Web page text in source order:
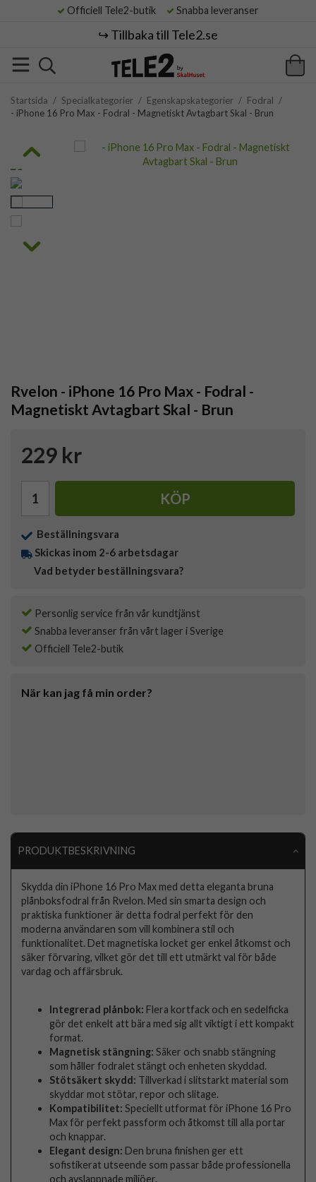
Officiell Tele2-butik Snabba leveranser
↪️ Tillbaka till Tele2.se
Startsida / Specialkategorier / Egenskapskategorier / Fodral /
- iPhone 16 Pro Max - Fodral - Magnetiskt Avtagbart Skal - Brun
Rvelon - iPhone 16 Pro Max - Fodral -
Magnetiskt Avtagbart Skal - Brun
229 kr
KÖP
Beställningsvara
Skickas inom 2-6 arbetsdagar
Vad betyder beställningsvara?
Personlig service från vår kundtjänst
Snabba leveranser från vårt lager i Sverige
Officiell Tele2-butik
När kan jag få min order?
PRODUKTBESKRIVNING
Skydda din iPhone 16 Pro Max med detta eleganta bruna
plånboksfodral från Rvelon. Med sin smarta design och
praktiska funktioner är detta fodral perfekt för den
moderna användaren som vill kombinera stil och
funktionalitet. Det magnetiska locket ger enkel åtkomst och
säker förvaring, vilket gör det till ett utmärkt val för både
vardag och affärsbruk.
Integrerad plånbok: Flera kortfack och en sedelficka
gör det enkelt att bära med sig allt viktigt i ett kompakt
format.
Magnetisk stängning: Säker och snabb stängning
som håller fodralet stängt och enheten skyddad.
Stötsäkert skydd: Tillverkad i slitstarkt material som
skyddar mot stötar, repor och slitage.
Kompatibilitet: Speciellt utformat för iPhone 16 Pro
Max för perfekt passform och åtkomst till alla portar
och knappar.
Elegant design: Den bruna finishen ger ett
sofistikerat utseende som passar både professionella
och avslappnade miljöer.